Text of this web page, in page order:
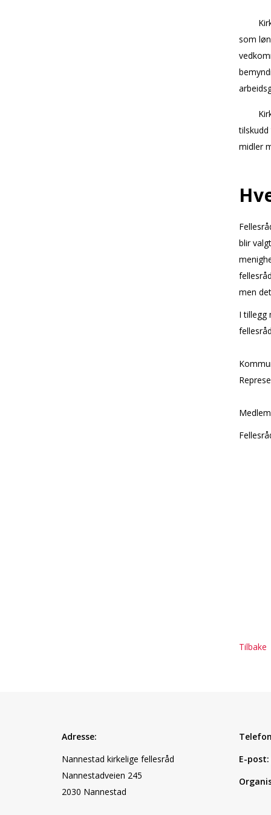
som
midler
blir
men
I tillegg
Tilbake
Adresse:
Nannestad kirkelige fellesråd
Nannestadveien 245
2030 Nannestad
E-post: